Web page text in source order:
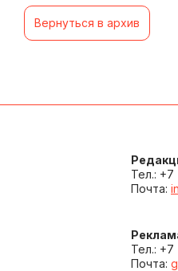
Вернуться в архив
Тел.: +7
Почта:
Тел.: +7
Почта: